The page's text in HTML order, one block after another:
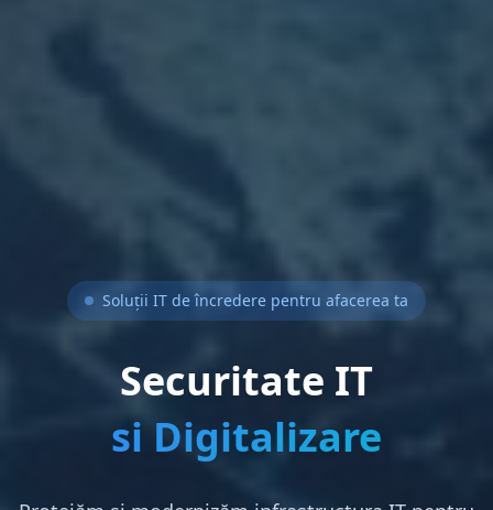
Soluții IT de încredere pentru afacerea ta
Securitate IT
si Digitalizare